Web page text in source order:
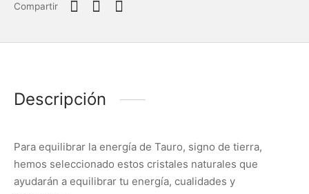
Compartir
Descripción
Para equilibrar la energía de Tauro, signo de tierra,
hemos seleccionado estos cristales naturales que
ayudarán a equilibrar tu energía, cualidades y